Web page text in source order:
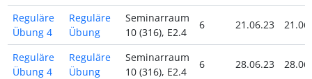
Reguläre
Übung 4
Reguläre
Übung
Seminarraum
10 (316), E2.4
6 21.06.23
Reguläre
Übung 4
Reguläre
Übung
Seminarraum
10 (316), E2.4
6 28.06.23